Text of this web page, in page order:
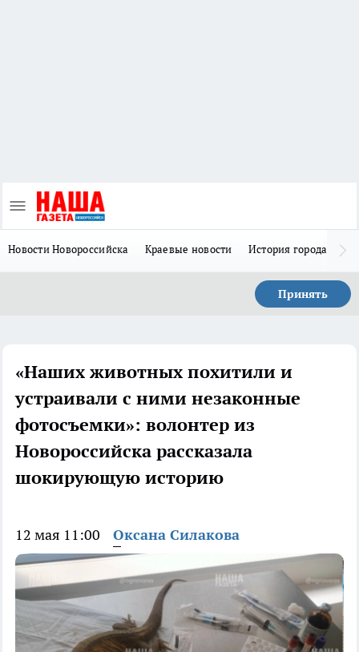
Новости Новороссийска Краевые новости История города Н
Принять
«Наших животных похитили и
устраивали с ними незаконные
фотосъемки»: волонтер из
Новороссийска рассказала
шокирующую историю
12 мая 11:00 Оксана Силакова